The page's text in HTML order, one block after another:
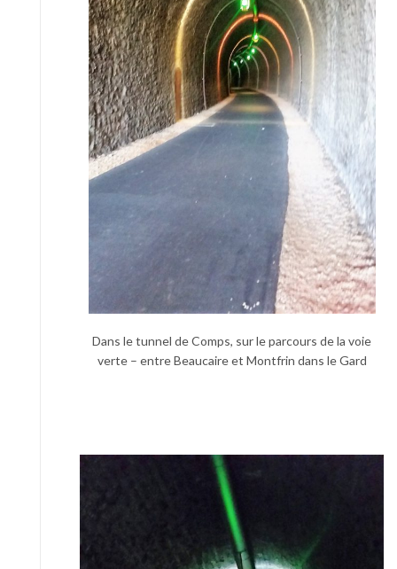
Dans le tunnel de Comps, sur le parcours de la voie
verte – entre Beaucaire et Montfrin dans le Gard